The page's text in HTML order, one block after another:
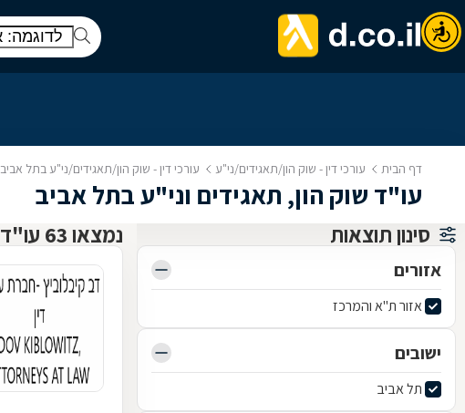
דף הבית עורכי דין - שוק הון/תאגידים/ני"ע עורכי דין - שוק הון/תאגידים/ני"ע בתל אביב
עו"ד שוק הון, תאגידים וני"ע בתל אביב
סינון תוצאות
אזורים
אזור ת"א והמרכז
ישובים
תל אביב
נמצאו 63 עו"ד שוק הון, תאגידים וני"ע